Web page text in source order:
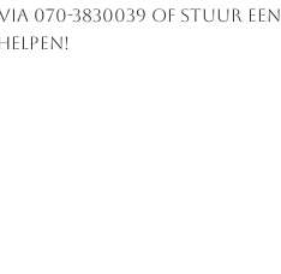
070-3830039 of stuur een